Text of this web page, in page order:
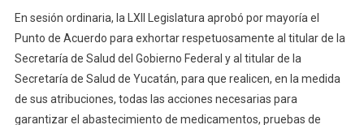
Legislatura
Exhorta
Al
Gobierno
Federal
Garantizar
En sesión ordinaria, la LXII Legislatura aprobó por mayoría el
Punto de Acuerdo para exhortar respetuosamente al titular de la
Secretaría de Salud del Gobierno Federal y al titular de la
Secretaría de Salud de Yucatán, para que realicen, en la medida
de sus atribuciones, todas las acciones necesarias para
garantizar el abastecimiento de medicamentos, pruebas de